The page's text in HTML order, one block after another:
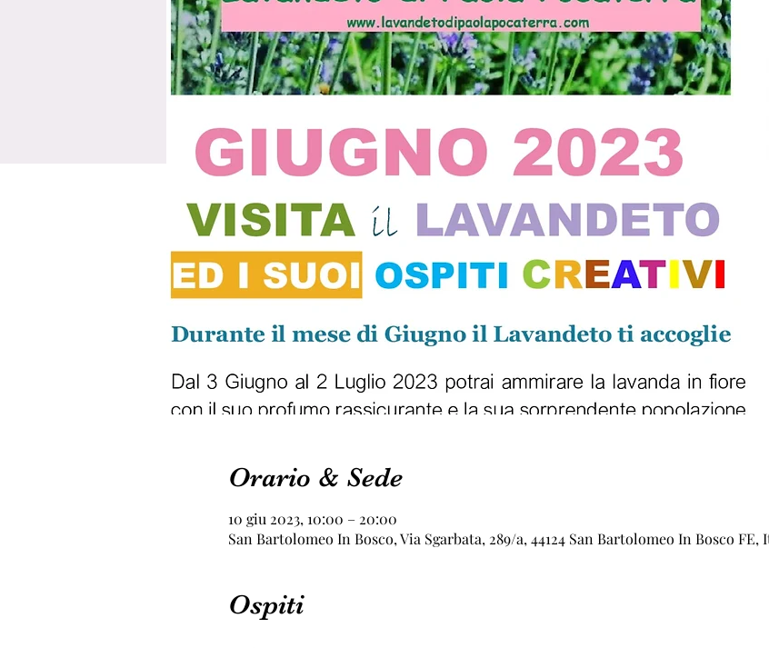
Orario & Sede
10 giu 2023, 10:00 – 20:00
San Bartolomeo In Bosco, Via Sgarbata, 289/a, 44124 San Bartolomeo In Bosco FE,
Ospiti